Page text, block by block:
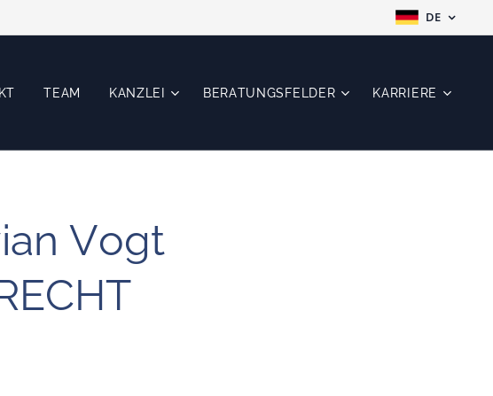
DE
TEAM KANZLEI BERATUNGSFELDER KARRIERE
Vogt